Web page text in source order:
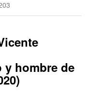
hombre de